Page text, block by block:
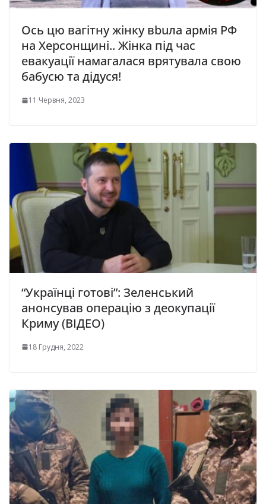
Ось цю вагітну жінку вbuла аpмiя РФ
на Херсонщині.. Жінка під час
евакуації намагалася вpятувaлa cвoю
бабусю та дідуся!
11 Червня, 2023
“Українці готові”: Зеленський
анонсував операцію з деокупації
Криму (ВІДЕО)
18 Грудня, 2022